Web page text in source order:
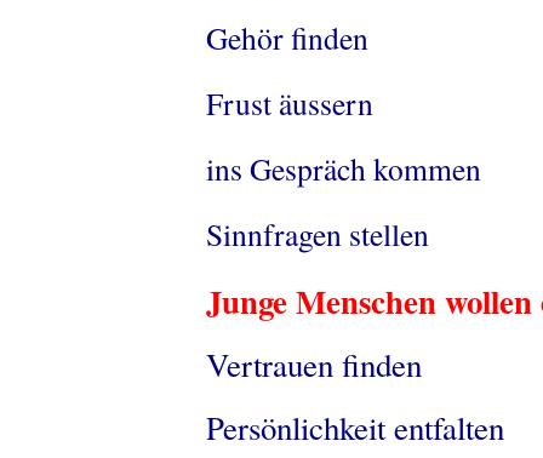
Gehör finden
Frust äussern
ins Gespräch kommen
Sinnfragen stellen
Junge Menschen
Vertrauen finden
Persönlichkeit entfalten